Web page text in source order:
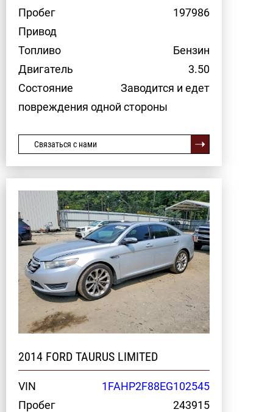
Пробег
197986
Привод
Топливо
Бензин
Двигатель
3.50
Состояние
Заводится и едет
повреждения одной стороны
Связаться с нами
2014 FORD TAURUS LIMITED
VIN
1FAHP2F88EG102545
Пробег
243915